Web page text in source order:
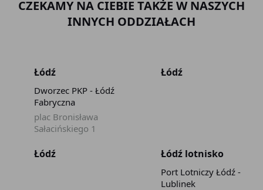
CZEKAMY NA CIEBIE TAKŻE W NASZYCH
INNYCH ODDZIAŁACH
Łódź
Dworzec PKP - Łódź
Fabryczna
plac Bronisława
Sałacińskiego 1
Łódź
Łódź Łódź lotnisko
Port Lotniczy Łódź -
Lublinek